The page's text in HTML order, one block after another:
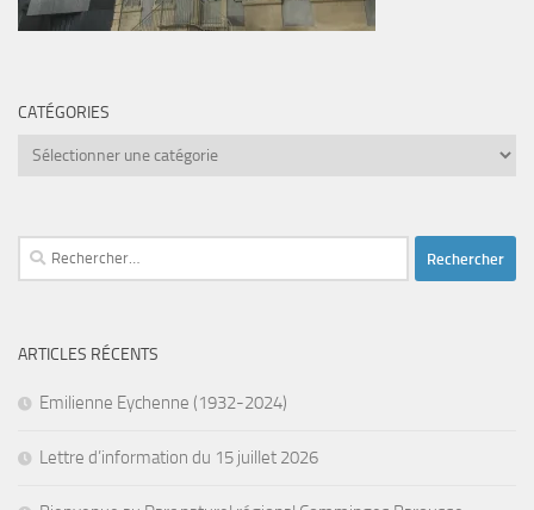
CATÉGORIES
Catégories
Rechercher :
ARTICLES RÉCENTS
Emilienne Eychenne (1932-2024)
Lettre d’information du 15 juillet 2026